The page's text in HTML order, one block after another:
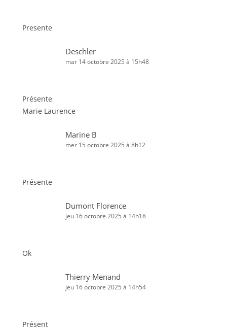
Presente
Deschler
mar 14 octobre 2025 à 15h48
Présente
Marie Laurence
Marine B
mer 15 octobre 2025 à 8h12
Présente
Dumont Florence
jeu 16 octobre 2025 à 14h18
Ok
Thierry Menand
jeu 16 octobre 2025 à 14h54
Présent